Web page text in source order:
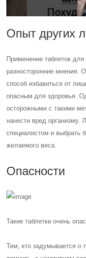
Опыт других
Применение таблеток
разносторонние мнения.
способ избавиться от
опасным для здоровья.
осторожными с такими
нанести вред организму.
специалистом и выбрать
желаемого веса.
Опасности
Такие таблетки очень
Тем, кто задумывается о